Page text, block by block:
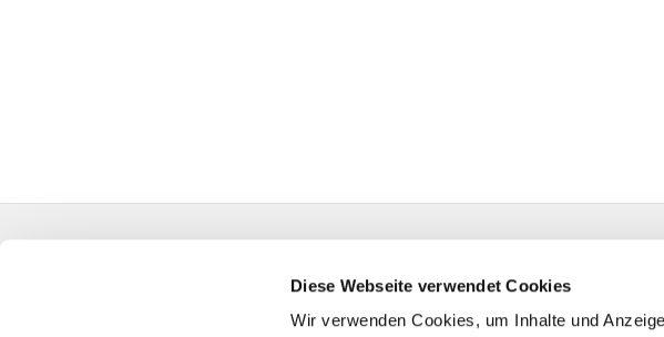
Diese Webseite verwendet Cookies
Wir verwenden Cookies, um Inhalte und
HA-KG-Hagen-Auferstehung@kk-ekvw.de